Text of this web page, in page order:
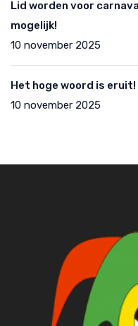
Lid worden voor
mogelijk!
10 november 2025
Het hoge woord is eruit!
10 november 2025